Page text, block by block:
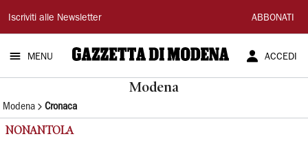
Gazzetta
di
Modena
Iscriviti alle Newsletter ABBONATI
MENU ACCEDI
Modena
Modena Cronaca
NONANTOLA